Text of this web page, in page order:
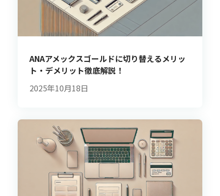
ANAアメックスゴールドに切り替えるメリッ
ト・デメリット徹底解説！
2025年10月18日